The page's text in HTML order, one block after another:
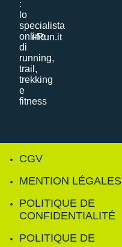
i-Run.it
CGV
MENTION LÉGALES
POLITIQUE DE
CONFIDENTIALITÉ
POLITIQUE DE